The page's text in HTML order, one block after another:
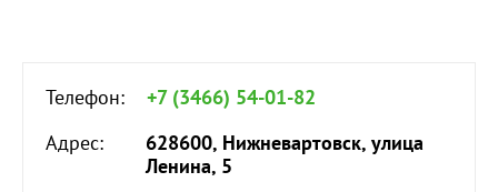
Телефон:
+7 (3466) 54-01-82
Адрес:
628600, Нижневартовск, улица
Ленина, 5